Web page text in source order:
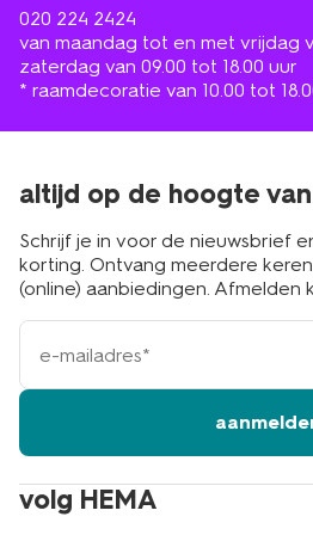
020 224 2424
van maandag tot en met vrijdag
zaterdag van 09.00 tot 18.00 uur
* raamdecoratie van 10.00 tot
volg HEMA
altijd op de hoogte
Schrijf je in voor de nieuwsbrief
korting. Ontvang meerdere
(online) aanbiedingen. Afmelden
e-
mailadres